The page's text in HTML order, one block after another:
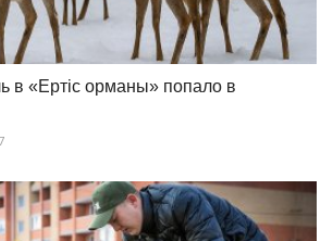
в «Ертіс орманы» попало в